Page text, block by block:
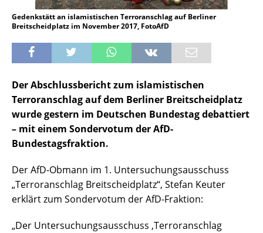
Gedenkstätt an islamistischen Terroranschlag auf Berliner
Breitscheidplatz im November 2017, FotoAfD
Der Abschlussbericht zum islamistischen
Terroranschlag auf dem Berliner Breitscheidplatz
wurde gestern im Deutschen Bundestag debattiert
– mit einem Sondervotum der AfD-
Bundestagsfraktion.
Der AfD-Obmann im 1. Untersuchungsausschuss
„Terroranschlag Breitscheidplatz“, Stefan Keuter
erklärt zum Sondervotum der AfD-Fraktion:
„Der Untersuchungsausschuss ‚Terroranschlag